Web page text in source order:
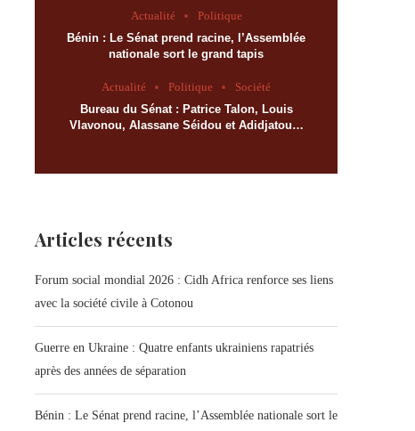
Actualité
Politique
Bénin : Le Sénat prend racine, l’Assemblée
nationale sort le grand tapis
Actualité Politique
Société
Bureau du Sénat : Patrice Talon, Louis
Vlavonou, Alassane Séidou et Adidjatou…
Articles récents
Forum social mondial 2026 : Cidh Africa renforce ses liens
avec la société civile à Cotonou
Guerre en Ukraine : Quatre enfants ukrainiens rapatriés
après des années de séparation
Bénin : Le Sénat prend racine, l’Assemblée nationale sort le